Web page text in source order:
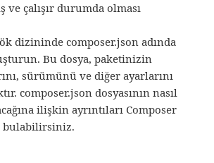
ve çalışır durumda olması
dizininde composer.json adında
Bu dosya, paketinizin
sürümünü ve diğer ayarlarını
composer.json dosyasının nasıl
ilişkin ayrıntıları Composer
bulabilirsiniz.